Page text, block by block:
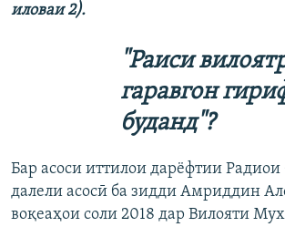
иловаи 2).
"Раиси
гаравгон
буданд"?
Бар асоси иттилои дарёфтии Радиои
далели асосӣ ба зидди Амриддин
воқеаҳои соли 2018 дар Вилояти